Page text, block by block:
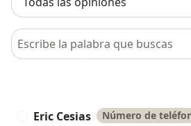
Busca en opiniones
Eric Cesias Número de